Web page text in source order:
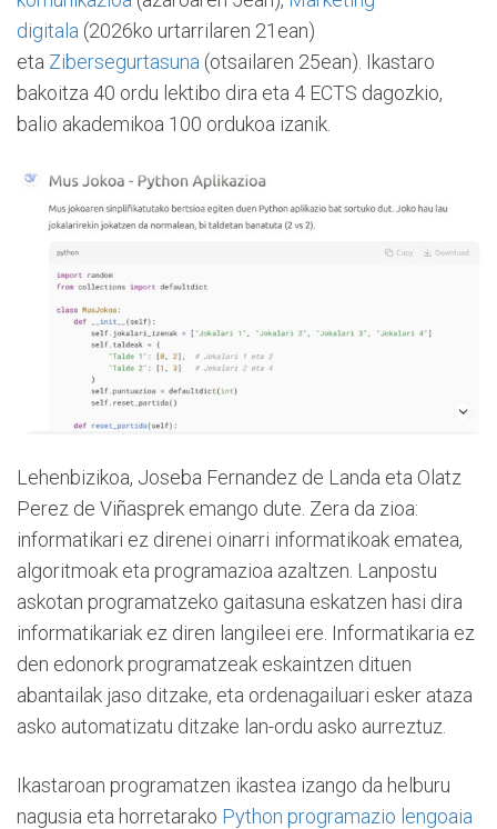
digitala (2026ko urtarrilaren 21ean)
eta Zibersegurtasuna (otsailaren 25ean). Ikastaro
bakoitza 40 ordu lektibo dira eta 4 ECTS dagozkio,
balio akademikoa 100 ordukoa izanik.
Lehenbizikoa, Joseba Fernandez de Landa eta Olatz
Perez de Viñasprek emango dute. Zera da zioa:
informatikari ez direnei oinarri informatikoak ematea,
algoritmoak eta programazioa azaltzen. Lanpostu
askotan programatzeko gaitasuna eskatzen hasi dira
informatikariak ez diren langileei ere. Informatikaria ez
den edonork programatzeak eskaintzen dituen
abantailak jaso ditzake, eta ordenagailuari esker ataza
asko automatizatu ditzake lan-ordu asko aurreztuz.
Ikastaroan programatzen ikastea izango da helburu
nagusia eta horretarako Python programazio lengoaia